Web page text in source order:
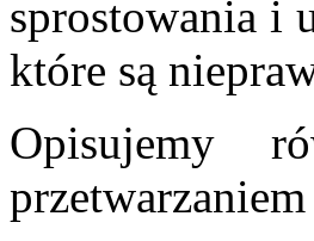
sprostowania i
które są
Opisujemy